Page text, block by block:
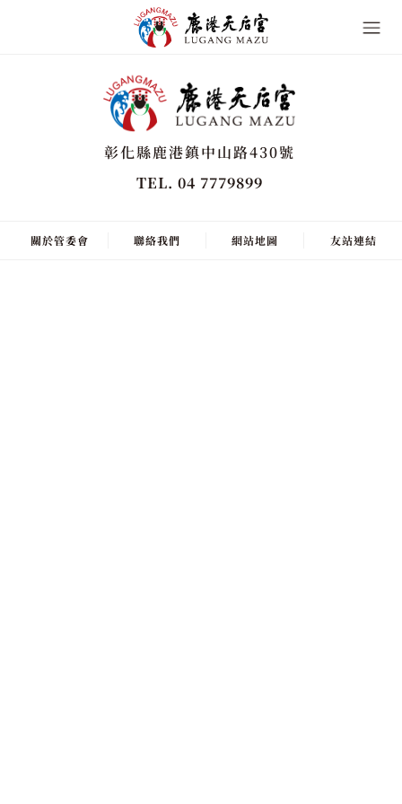
彰化縣鹿港鎮中山路430號
TEL. 04 7779899
關於管委會 聯絡我們 網站地圖 友站連結